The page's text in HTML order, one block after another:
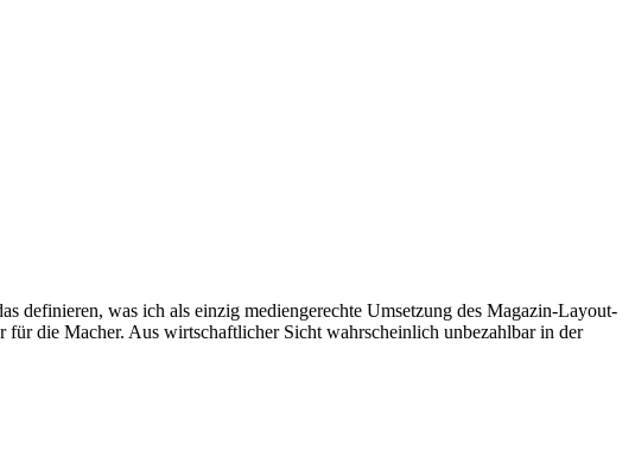
definieren, was ich als einzig mediengerechte Umsetzung des Magazin-Layout-
die Macher. Aus wirtschaftlicher Sicht wahrscheinlich unbezahlbar in der